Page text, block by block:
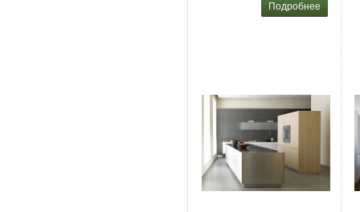
Подробнее